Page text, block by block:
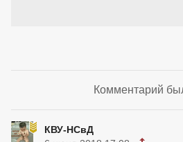
Комментарий
КВУ-НСвД